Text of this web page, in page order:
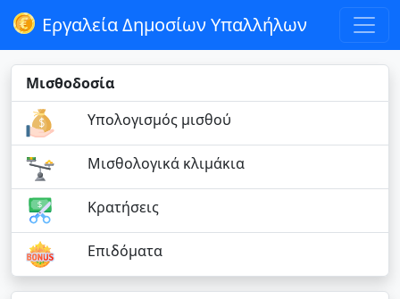
Εργαλεία Δημοσίων Υπαλλήλων
Μισθοδοσία
Υπολογισμός μισθού
Μισθολογικά κλιμάκια
Κρατήσεις
Επιδόματα